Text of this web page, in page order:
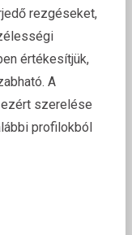
rezgéseket,
értékesítjük,
A
szerelése
profilokból